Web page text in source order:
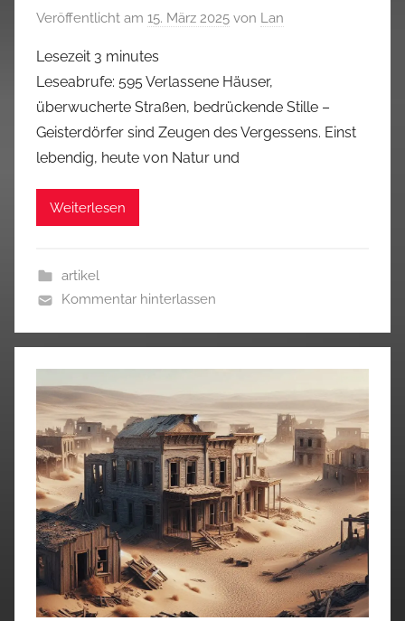
Veröffentlicht am 15. März 2025 von Lan
Lesezeit 3 minutes
Leseabrufe: 595 Verlassene Häuser,
überwucherte Straßen, bedrückende Stille –
Geisterdörfer sind Zeugen des Vergessens. Einst
lebendig, heute von Natur und
Weiterlesen
artikel
Kommentar hinterlassen